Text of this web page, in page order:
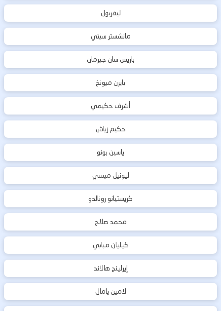
ليفربول
مانشستر سيتي
باريس سان جيرمان
بايرن ميونخ
أشرف حكيمي
حكيم زياش
ياسين بونو
ليونيل ميسي
كريستيانو رونالدو
محمد صلاح
كيليان مبابي
إيرلينج هالاند
لامين يامال